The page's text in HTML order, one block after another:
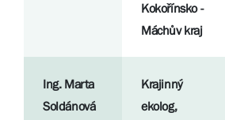
Kokořínsko -
Máchův kraj
Ing. Marta
Soldánová
Krajinný
ekolog,